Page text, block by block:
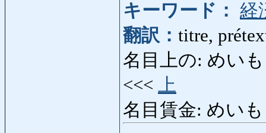
キーワード： 経
翻訳： titre,
名目上の: めい
<<< 上
名目賃金: めい